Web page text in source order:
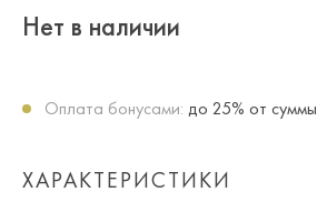
Нет в наличии
Оплата бонусами: до 25% от суммы
ХАРАКТЕРИСТИКИ